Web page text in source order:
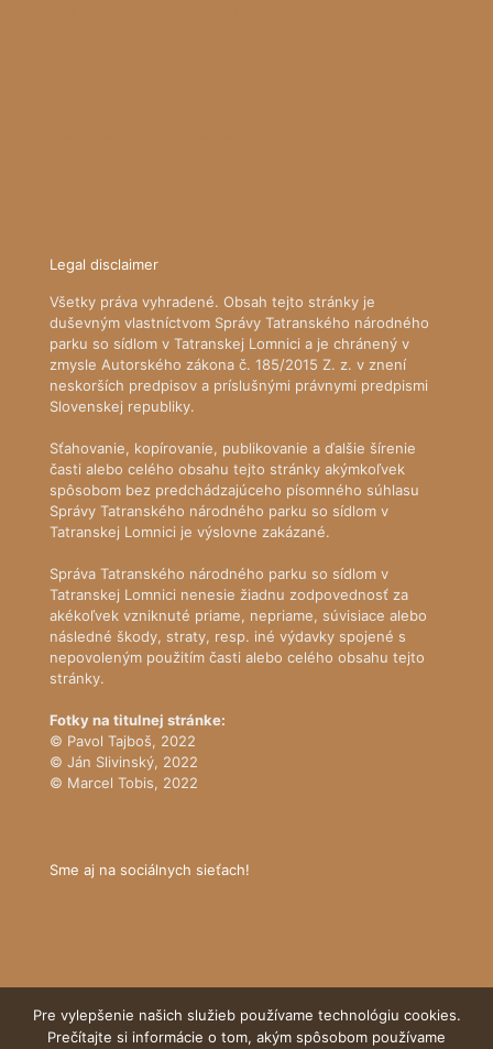
Legal disclaimer
Všetky práva vyhradené. Obsah tejto stránky je
duševným vlastníctvom Správy Tatranského národného
parku so sídlom v Tatranskej Lomnici a je chránený v
zmysle Autorského zákona č. 185/2015 Z. z. v znení
neskorších predpisov a príslušnými právnymi predpismi
Slovenskej republiky.
Sťahovanie, kopírovanie, publikovanie a ďalšie šírenie
časti alebo celého obsahu tejto stránky akýmkoľvek
spôsobom bez predchádzajúceho písomného súhlasu
Správy Tatranského národného parku so sídlom v
Tatranskej Lomnici je výslovne zakázané.
Správa Tatranského národného parku so sídlom v
Tatranskej Lomnici nenesie žiadnu zodpovednosť za
akékoľvek vzniknuté priame, nepriame, súvisiace alebo
následné škody, straty, resp. iné výdavky spojené s
nepovoleným použitím časti alebo celého obsahu tejto
stránky.
Fotky na titulnej stránke:
© Pavol Tajboš, 2022
© Ján Slivinský, 2022
© Marcel Tobis, 2022
Sme aj na sociálnych sieťach!
Pre vylepšenie našich služieb používame technológiu cookies.
Prečítajte si informácie o tom, akým spôsobom používame